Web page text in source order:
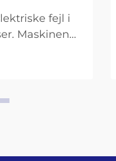
fejl i
Maskinen
og
er det